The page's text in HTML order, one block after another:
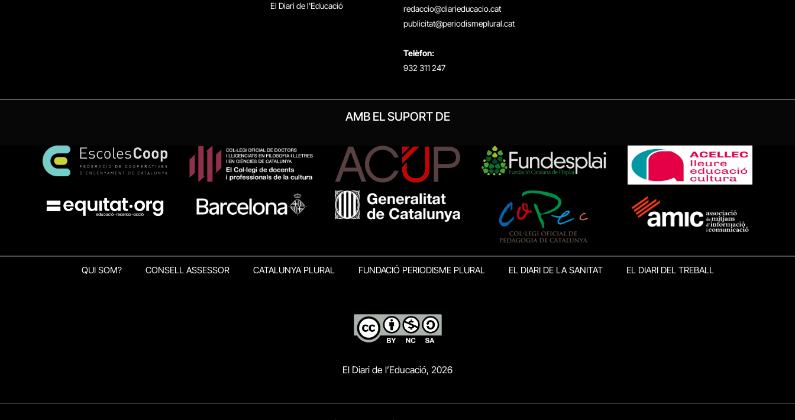
El Diari de l'Educació
redaccio@diarieducacio.cat
publicitat@periodismeplural.cat
Telèfon:
932 311 247
AMB EL SUPORT DE
QUI SOM? CONSELL ASSESSOR CATALUNYA PLURAL FUNDACIÓ PERIODISME PLURAL EL DIARI DE LA SANITAT EL DIARI DEL TREBALL
El Diari de l’Educació, 2026